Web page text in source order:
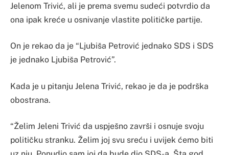
Jelenom Trivić, ali je prema svemu sudeći potvrdio da
ona ipak kreće u osnivanje vlastite političke partije.
On je rekao da je “Ljubiša Petrović jednako SDS i SDS
je jednako Ljubiša Petrović”.
Kada je u pitanju Jelena Trivić, rekao je da je podrška
obostrana.
“Želim Jeleni Trivić da uspješno završi i osnuje svoju
političku stranku. Želim joj svu sreću i uvijek ćemo biti